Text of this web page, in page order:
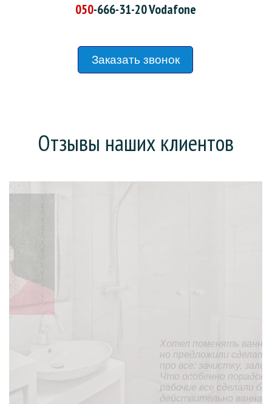
050-666-31-20Vodafone
Заказать звонок
Отзывы наших клиентов
Хотел поменять ванну (она у нас еще советская),
но предложили сделать «наливную ванну». На все
про все: зачистку, заливку и высыхание ушел день.
Что особенно порадовало, так это то, что
рабочие все сделали без мусора и пыли. В целом,
действительно ванна стала, как новая.